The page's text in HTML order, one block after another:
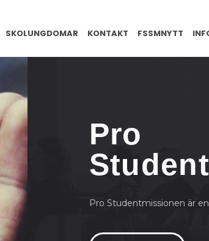
SKOLUNGDOMAR KONTAKT FSSMNYTT
Pro
Pro Studentmissionen är